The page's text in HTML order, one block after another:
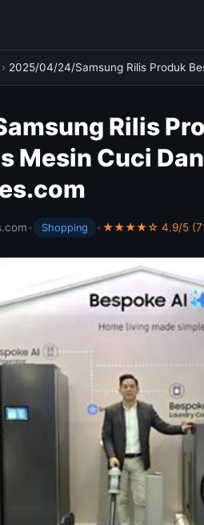
› 2025/04/24/Samsung Rilis Produk
Rilis
Mesin Cuci
• Shopping •★★★★☆ 4.9/5